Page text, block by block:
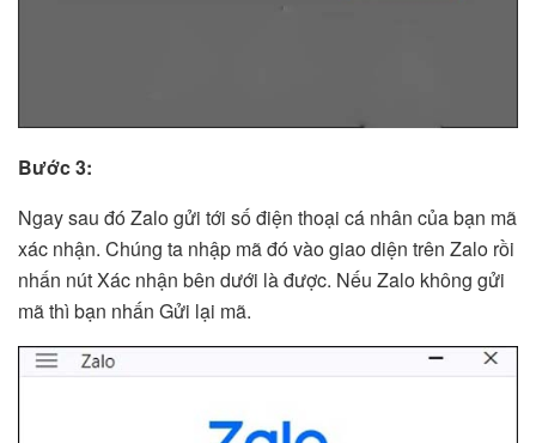
Bước 3:
Ngay sau đó Zalo gửi tới số điện thoại cá nhân của bạn mã
xác nhận. Chúng ta nhập mã đó vào giao diện trên Zalo rồi
nhấn nút Xác nhận bên dưới là được. Nếu Zalo không gửi
mã thì bạn nhấn Gửi lại mã.